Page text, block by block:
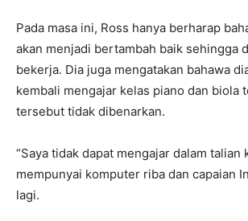
Pada masa ini, Ross hanya berharap
akan menjadi bertambah baik sehingga
bekerja. Dia juga mengatakan bahawa
kembali mengajar kelas piano dan biola
tersebut tidak dibenarkan.
“Saya tidak dapat mengajar dalam talian
mempunyai komputer riba dan capaian
lagi.